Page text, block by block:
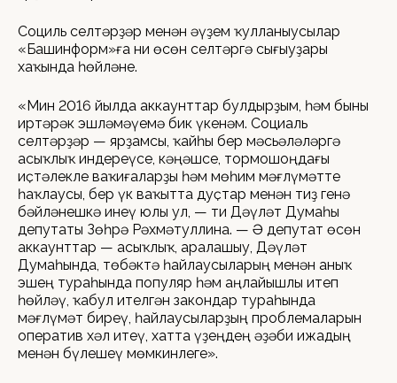
Социль селтәрҙәр менән әүҙем ҡулланыусылар
«Башинформ»ға ни өсөн селтәргә сығыуҙары
хаҡында һөйләне.
«Мин 2016 йылда аккаунттар булдырҙым, һәм быны
иртәрәк эшләмәүемә бик үкенәм. Социаль
селтәрҙәр — ярҙамсы, ҡайһы бер мәсьәләләргә
асыҡлыҡ индереүсе, кәңәшсе, тормошоңдағы
иҫтәлекле ваҡиғаларҙы һәм мөһим мәғлүмәтте
һаҡлаусы, бер үк ваҡытта дуҫтар менән тиҙ генә
бәйләнешкә инеү юлы ул, — ти Дәүләт Думаһы
депутаты Зөһрә Рәхмәтуллина. — Ә депутат өсөн
аккаунттар — асыҡлыҡ, аралашыу, Дәүләт
Думаһында, төбәктә һайлаусыларың менән аныҡ
эшең тураһында популяр һәм аңлайышлы итеп
һөйләү, ҡабул ителгән закондар тураһында
мәғлүмәт биреү, һайлаусыларҙың проблемаларын
оператив хәл итеү, хатта үҙеңдең әҙәби ижадың
менән бүлешеү мөмкинлеге».